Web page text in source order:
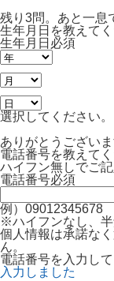
残り3問。あと一息
生年月日を教えてく
生年月日 必須
選択してください。
ありがとうございま
電話番号を教えてく
ハイフン無しでご記
電話番号必須
例）09012345678
※ハイフンなし、半
個人情報は承諾な
ん。
電話番号を入力して
入力しました